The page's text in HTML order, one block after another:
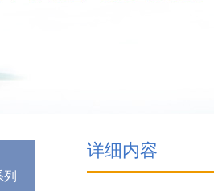
详细内容